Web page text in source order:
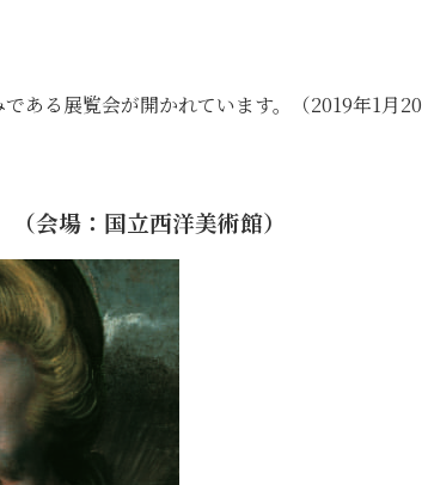
ある展覧会が開かれています。（2019年1月20
：国立西洋美術館）